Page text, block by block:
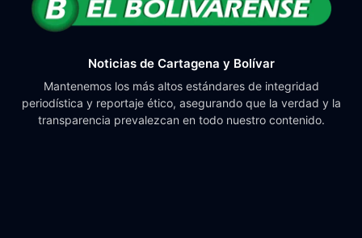
Noticias de Cartagena y Bolívar
Mantenemos los más altos estándares de integridad
periodística y reportaje ético, asegurando que la verdad y la
transparencia prevalezcan en todo nuestro contenido.